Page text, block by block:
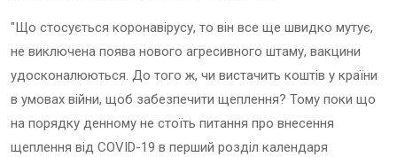
"Що стосується коронавірусу, то він все ще швидко мутує,
не виключена поява нового агресивного штаму, вакцини
удосконалюються. До того ж, чи вистачить коштів у країни
в умовах війни, щоб забезпечити щеплення? Тому поки що
на порядку денному не стоїть питання про внесення
щеплення від COVID-19 в перший розділ календаря